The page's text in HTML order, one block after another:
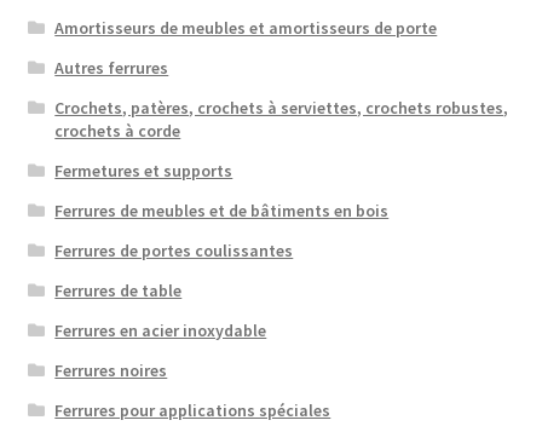
Amortisseurs de meubles et amortisseurs de porte
Autres ferrures
Crochets, patères, crochets à serviettes, crochets robustes,
crochets à corde
Fermetures et supports
Ferrures de meubles et de bâtiments en bois
Ferrures de portes coulissantes
Ferrures de table
Ferrures en acier inoxydable
Ferrures noires
Ferrures pour applications spéciales